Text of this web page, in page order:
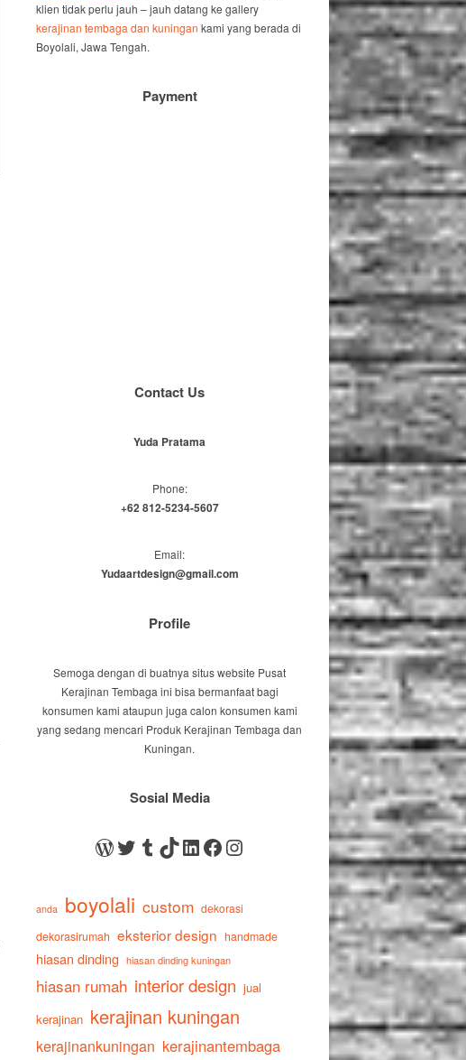
klien tidak perlu jauh – jauh datang ke gallery
kerajinan tembaga dan kuningan kami yang berada di
Boyolali, Jawa Tengah.
Payment
Contact Us
Yuda Pratama
Phone:
+62 812-5234-5607
Email:
Yudaartdesign@gmail.com
Profile
Semoga dengan di buatnya situs website Pusat
Kerajinan Tembaga ini bisa bermanfaat bagi
konsumen kami ataupun juga calon konsumen kami
yang sedang mencari Produk Kerajinan Tembaga dan
Kuningan.
Sosial Media
WordPress
Twitter
Tumblr
TikTok
LinkedIn
Facebook
Instagram
anda boyolali custom dekorasi
dekorasirumah eksterior design handmade
hiasan dinding hiasan dinding kuningan
hiasan rumah interior design jual
kerajinan kerajinan kuningan
kerajinankuningan kerajinantembaga